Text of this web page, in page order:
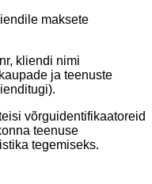
maksete
kliendi nimi
ja teenuste
võrguidentifikaatoreid
teenuse
tegemiseks.